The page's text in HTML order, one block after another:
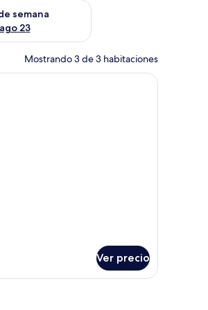
16
semana
23
para el próximo fin de semana
Mostrando 3 de 3 habitaciones
Escritorio, wifi gratis y ropa de cama
Ver precio